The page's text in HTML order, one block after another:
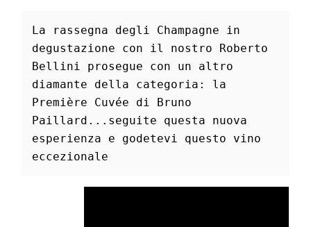
La rassegna degli Champagne in
degustazione con il nostro Roberto
Bellini prosegue con un altro
diamante della categoria: la
Première Cuvée di Bruno
Paillard...seguite questa nuova
esperienza e godetevi questo vino
eccezionale